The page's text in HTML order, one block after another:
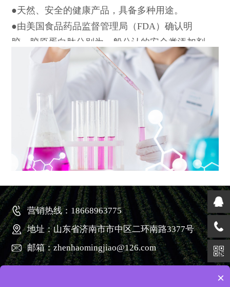
●天然、安全的健康产品，具备多种用途。
●由美国食品药品监督管理局（FDA）确认明
胶、胶原蛋白肽分别为一般公认的安全类添加剂
（GRAS）和一般公认安全的食品原料。
●能够进行功能定制，深受食品研发者的欢迎。
营销热线：18668963775
地址：山东省济南市市中区二环南路3377号
邮箱：zhenhaomingjiao@126.com
×